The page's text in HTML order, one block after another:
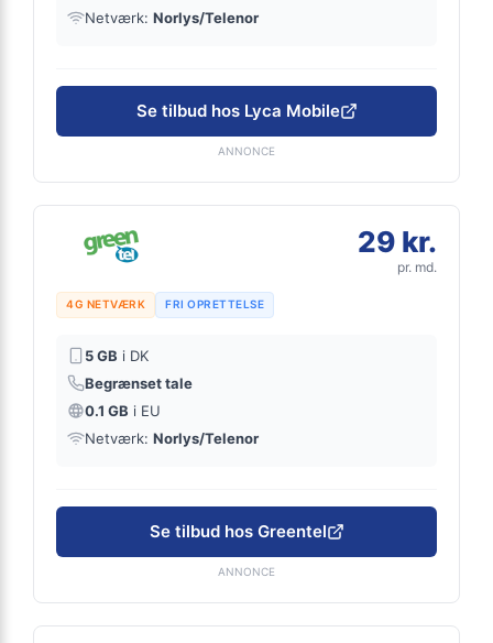
Netværk: Norlys/Telenor
Se tilbud hos Lyca Mobile
ANNONCE
29 kr.
pr. md.
4G NETVÆRK FRI OPRETTELSE
5 GB i DK
Begrænset tale
0.1 GB i EU
Netværk: Norlys/Telenor
Se tilbud hos Greentel
ANNONCE